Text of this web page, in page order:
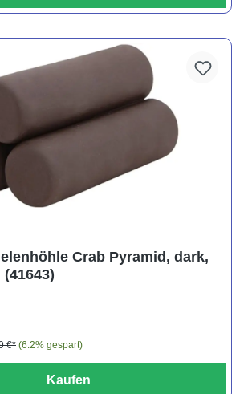
Crab Pyramid, dark,
€* (6.2% gespart)
Kaufen